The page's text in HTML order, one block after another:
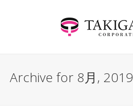
Archive for 8月, 2019